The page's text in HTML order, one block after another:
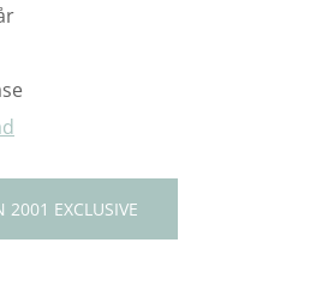
2001 EXCLUSIVE